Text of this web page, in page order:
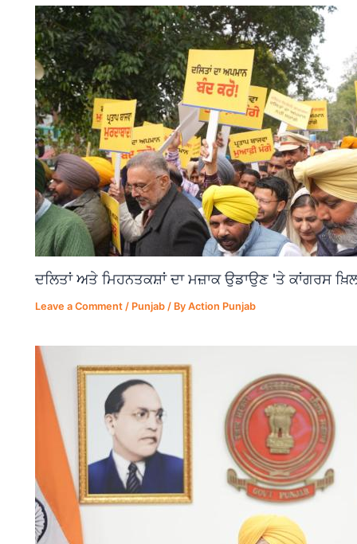
ਦਲਿਤਾਂ ਅਤੇ ਮਿਹਨਤਕਸ਼ਾਂ ਦਾ ਮਜ਼ਾਕ ਉਡਾਉਣ 'ਤੇ ਕਾਂਗਰਸ
Leave a Comment / Punjab / ByAction Punjab